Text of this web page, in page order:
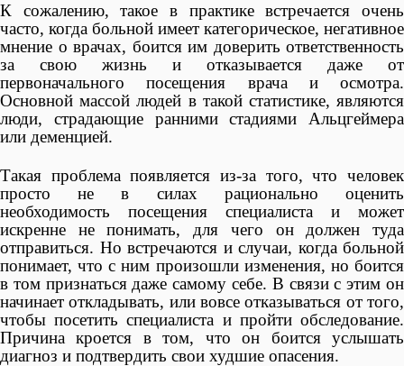
К сожалению, такое в практике встречается очень
часто, когда больной имеет категорическое, негативное
мнение о врачах, боится им доверить ответственность
за свою жизнь и отказывается даже от
первоначального посещения врача и осмотра.
Основной массой людей в такой статистике, являются
люди, страдающие ранними стадиями Альцгеймера
или деменцией.
Такая проблема появляется из-за того, что человек
просто не в силах рационально оценить
необходимость посещения специалиста и может
искренне не понимать, для чего он должен туда
отправиться. Но встречаются и случаи, когда больной
понимает, что с ним произошли изменения, но боится
в том признаться даже самому себе. В связи с этим он
начинает откладывать, или вовсе отказываться от того,
чтобы посетить специалиста и пройти обследование.
Причина кроется в том, что он боится услышать
диагноз и подтвердить свои худшие опасения.